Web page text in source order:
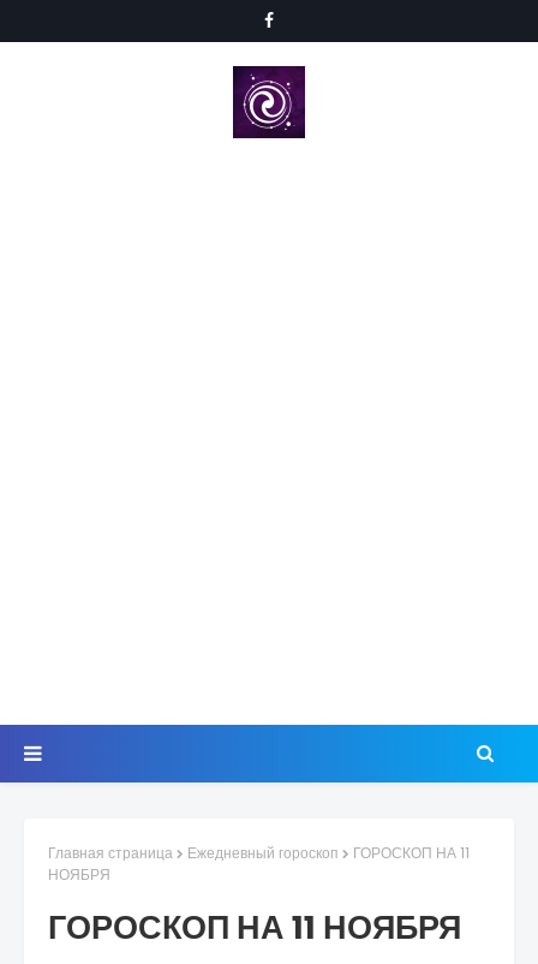
Главная страница Ежедневный гороскоп
ГОРОСКОП НА 11
НОЯБРЯ
ГОРОСКОП НА 11 НОЯБРЯ